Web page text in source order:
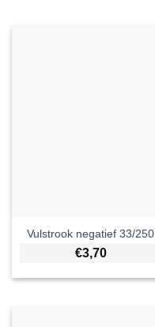
Vulstrook negatief 33/250
€3,70